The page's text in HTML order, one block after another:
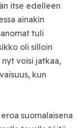
itse edelleen
ainakin
tuli
oli silloin
nyt voisi jatkaa,
kun
suomalaisena